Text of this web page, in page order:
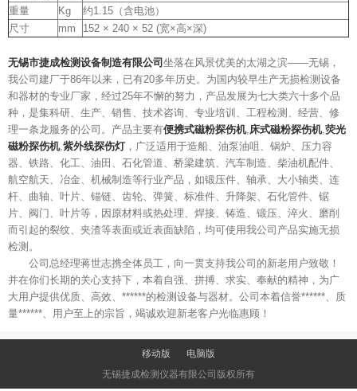
重量
Kg
约1.15（含电池）
尺寸
mm 152 × 240 × 52 (宽×高×深)
无锡市捷成检测设备制造有限公司 坐落在风景优美的太湖之滨——无锡，
我公司建厂于86年以来，已有20多年历史。为国内较早生产无损检测设备
和器材的专业厂家，经过25年不懈的努力，产品发展为七大类六十多个品
种，是集科研、生产、销售、技术咨询、专业培训、工程检测、经营、修
理一条龙服务的公司。产品主要有便携式磁粉探伤机,床式磁粉探伤机,荧光
磁粉探伤机,紫外线探伤灯 ，广泛适用于造船、油泵油咀、锅炉、压力容
器、铁路、化工、油田、石化管道、桥梁建筑、汽车制造、柴油机配件、
航空航天、冶金、机械制造等行业产品，如锻压件、轴承、大小轴类、连
杆、曲轴、叶片、锚链、齿轮、弹簧、标准件、升降架、石化管件、锯
片、阀门、叶片等，因原材料或热处理、焊接、铸造、锻压、淬火、磨削
而引起的裂纹、夹渣等表面或近表面缺陷，均可使用我公司产品实施无损
检测。
公司总经理蒋世志携全体员工，向一贯支持我公司的新老用户致敬！
并在你们长期的关心支持下，本着自强、拼搏、求实、奉献的精神，为广
大用户提供优质、高效、******的检测设备与器材。公司本着信誉******、质
量******、用户至上的宗旨，竭诚欢迎新老客户光临惠顾！
移动版
电脑版
无锡捷成检测仪器有限公司版权所有